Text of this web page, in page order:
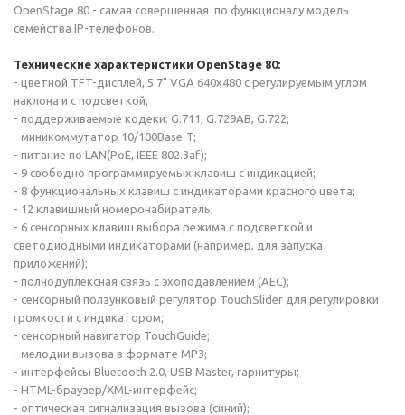
OpenStage 80 - самая совершенная по функционалу модель
семейства IP-телефонов.
Технические характеристики OpenStage 80:
- цветной TFT-дисплей, 5.7" VGA 640x480 с регулируемым углом
наклона и с подсветкой;
- поддерживаемые кодеки: G.711, G.729AB, G.722;
- миникоммутатор 10/100Base-T;
- питание по LAN(PoE, IEEE 802.3af);
- 9 свободно программируемых клавиш с индикацией;
- 8 функциональных клавиш с индикаторами красного цвета;
- 12 клавишный номеронабиратель;
- 6 сенсорных клавиш выбора режима с подсветкой и
светодиодными индикаторами (например, для запуска
приложений);
- полнодуплексная связь с эхоподавлением (AEC);
- сенсорный ползунковый регулятор TouchSlider для регулировки
громкости с индикатором;
- сенсорный навигатор TouchGuide;
- мелодии вызова в формате MP3;
- интерфейсы Bluetooth 2.0, USB Master, гарнитуры;
- HTML-браузер/XML-интерфейс;
- оптическая сигнализация вызова (синий);